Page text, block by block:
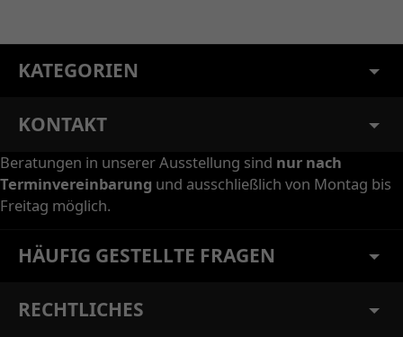
KATEGORIEN
KONTAKT
Beratungen in unserer Ausstellung sind nur nach
Terminvereinbarung und ausschließlich von Montag bis
Freitag möglich.
HÄUFIG GESTELLTE FRAGEN
RECHTLICHES